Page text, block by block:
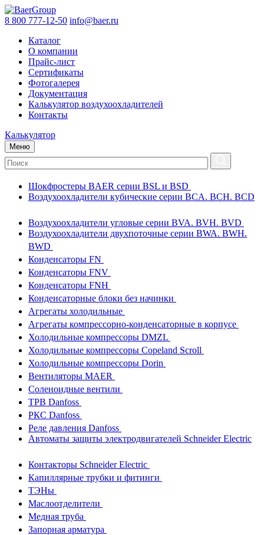
8 800 777-12-50 info@baer.ru
Каталог
О компании
Прайс-лист
Сертификаты
Фотогалерея
Документация
Калькулятор воздухоохладителей
Контакты
Калькулятор
Меню
Шокфростеры BAER серии BSL и BSD
Воздухоохладители кубические серии BCA. BCH. BCD
Воздухоохладители угловые серии BVA. BVH. BVD
Воздухоохладители двухпоточные серии BWA. BWH.
BWD
Конденсаторы FN
Конденсаторы FNV
Конденсаторы FNH
Конденсаторные блоки без начинки
Агрегаты холодильные
Агрегаты компрессорно-конденсаторные в корпусе
Холодильные компрессоры DMZL
Холодильные компрессоры Copeland Scroll
Холодильные компрессоры Dorin
Вентиляторы MAER
Соленоидные вентили
ТРВ Danfoss
РКС Danfoss
Реле давления Danfoss
Автоматы защиты электродвигателей Schneider Electric
Контакторы Schneider Electric
Капиллярные трубки и фитинги
ТЭНы
Маслоотделители
Медная труба
Запорная арматура